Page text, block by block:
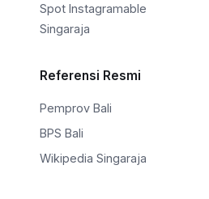
Spot Instagramable
Singaraja
Referensi Resmi
Pemprov Bali
BPS Bali
Wikipedia Singaraja